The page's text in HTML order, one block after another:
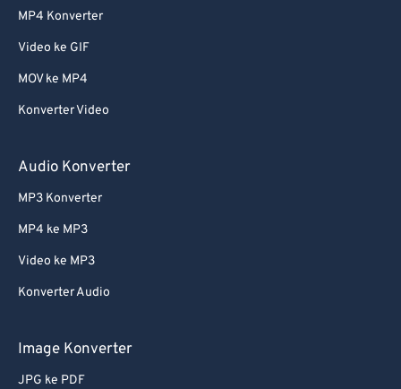
MP4 Konverter
Video ke GIF
MOV ke MP4
Konverter Video
Audio Konverter
MP3 Konverter
MP4 ke MP3
Video ke MP3
Konverter Audio
Image Konverter
JPG ke PDF